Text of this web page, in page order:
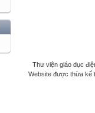
Thư viện giáo dục
Website được thừa kế